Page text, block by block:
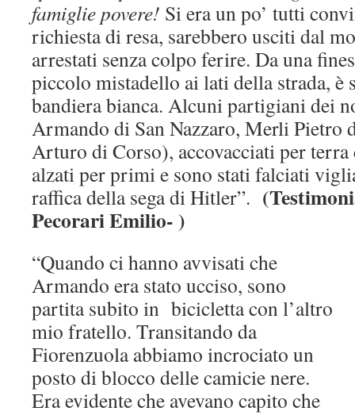
famiglie povere! Si era un po’ tutti
richiesta di resa, sarebbero usciti dal
arrestati senza colpo ferire. Da una
piccolo mistadello ai lati della strada, è
bandiera bianca. Alcuni partigiani dei
Armando di San Nazzaro, Merli Pietro
Arturo di Corso), accovacciati per terra
alzati per primi e sono stati falciati
raffica della sega di Hitler”.
Pecorari Emilio- )
“Quando ci hanno avvisati che
Armando era stato ucciso, sono
partita subito in bicicletta con l’altro
mio fratello. Transitando da
Fiorenzuola abbiamo incrociato un
posto di blocco delle camicie nere.
Era evidente che avevano capito che